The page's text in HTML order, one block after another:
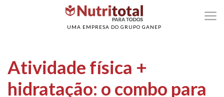
UMA EMPRESA DO GRUPO GANEP
Atividade física + hidratação: o combo para melhorar a saúde
Atividade física +
hidratação: o combo para